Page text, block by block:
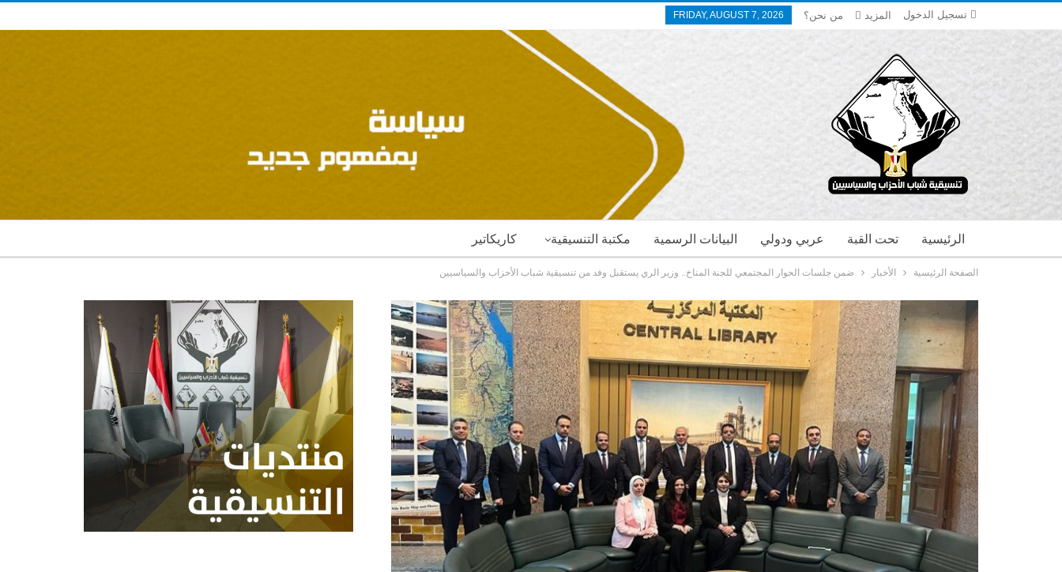
تسجيل الدخول FRIDAY, AUGUST 7, 2026 من نحن؟ المزيد
كاريكاتير مكتبة التنسيقية البيانات الرسمية عربي ودولي تحت القبة الرئيسية
الصفحة الرئيسية الأخبار ضمن جلسات الحوار المجتمعي للجنة المناخ.. وزير الري يستقبل وفد من تنسيقية شباب الأحزاب والسياسيين